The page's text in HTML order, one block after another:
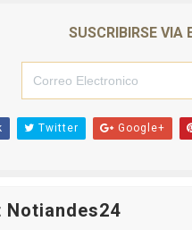
SUSCRIBIRSE VIA
Twitter Google+
Notiandes24